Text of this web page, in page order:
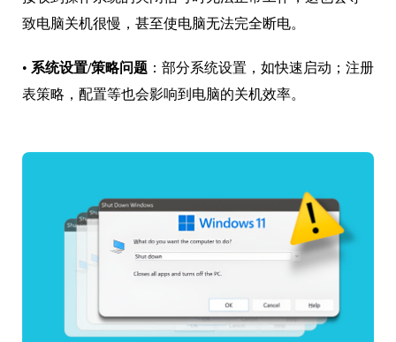
致电脑关机很慢，甚至使电脑无法完全断电。
• 系统设置/策略问题 ：部分系统设置，如快速启动；注册
表策略，配置等也会影响到电脑的关机效率。